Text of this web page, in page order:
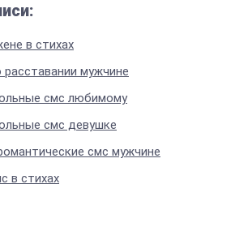
в стихах
мужчине
смс любимому
смс девушке
смс мужчине
в стихах